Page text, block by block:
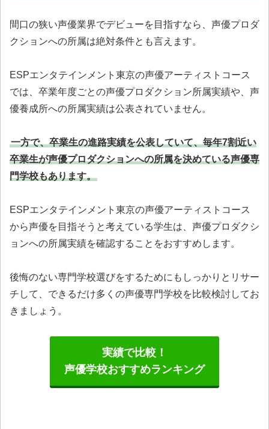
間口の狭い声優業界でデビューを目指すなら、声優プロダ
クションへの所属は絶対条件とも言えます。
ESPエンタテインメント東京の声優アーティストコース
では、卒業年度ごとの声優プロダクション所属実績や、声
優養成所への所属実績は公表されていません。
一方で、卒業生の進路実績を公表していて、毎年7割近い
卒業生が声優プロダクションへの所属を決めている声優専
門学校もあります。
ESPエンタテインメント東京の声優アーティストコース
から声優を目指そうと考えている学生は、声優プロダクシ
ョンへの所属実績を確認することをおすすめします。
後悔のない専門学校選びをするためにもしっかりとリサー
チして、できるだけ多くの声優専門学校を比較検討してお
きましょう。
実績で比較！
声優学校おすすめランキング